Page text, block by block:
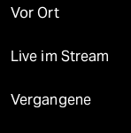
Vor Ort
Live im Stream
Vergangene